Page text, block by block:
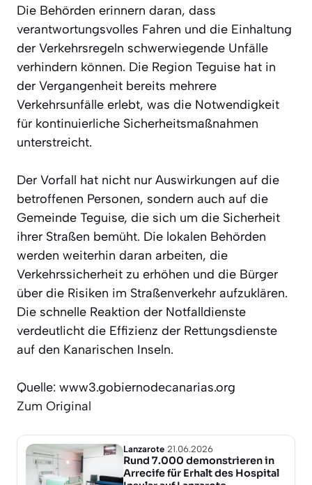
Die Behörden erinnern daran, dass
verantwortungsvolles Fahren und die Einhaltung
der Verkehrsregeln schwerwiegende Unfälle
verhindern können. Die Region Teguise hat in
der Vergangenheit bereits mehrere
Verkehrsunfälle erlebt, was die Notwendigkeit
für kontinuierliche Sicherheitsmaßnahmen
unterstreicht.
Der Vorfall hat nicht nur Auswirkungen auf die
betroffenen Personen, sondern auch auf die
Gemeinde Teguise, die sich um die Sicherheit
ihrer Straßen bemüht. Die lokalen Behörden
werden weiterhin daran arbeiten, die
Verkehrssicherheit zu erhöhen und die Bürger
über die Risiken im Straßenverkehr aufzuklären.
Die schnelle Reaktion der Notfalldienste
verdeutlicht die Effizienz der Rettungsdienste
auf den Kanarischen Inseln.
Quelle: www3.gobiernodecanarias.org
Zum Original
Lanzarote 21.06.2026
Rund 7.000 demonstrieren in
Arrecife für Erhalt des Hospital